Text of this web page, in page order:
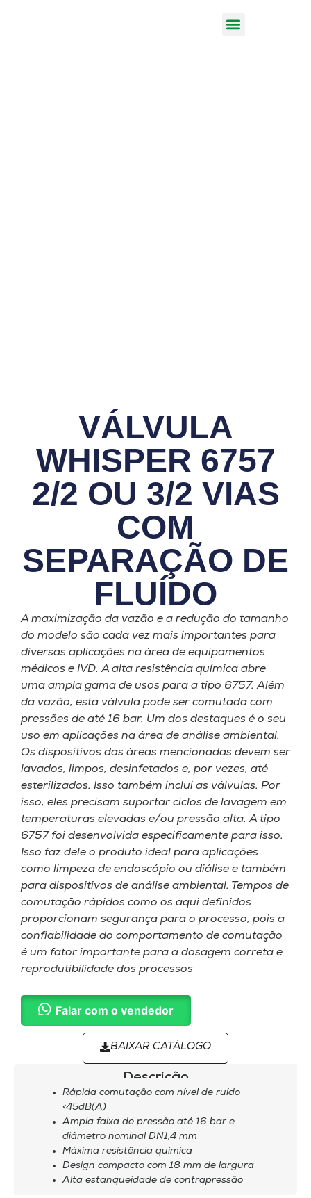
VÁLVULA
WHISPER 6757
2/2 OU 3/2 VIAS
COM
SEPARAÇÃO DE
FLUÍDO
A maximização da vazão e a redução do tamanho
do modelo são cada vez mais importantes para
diversas aplicações na área de equipamentos
médicos e IVD. A alta resistência química abre
uma ampla gama de usos para a tipo 6757. Além
da vazão, esta válvula pode ser comutada com
pressões de até 16 bar. Um dos destaques é o seu
uso em aplicações na área de análise ambiental.
Os dispositivos das áreas mencionadas devem ser
lavados, limpos, desinfetados e, por vezes, até
esterilizados. Isso também inclui as válvulas. Por
isso, eles precisam suportar ciclos de lavagem em
temperaturas elevadas e/ou pressão alta. A tipo
6757 foi desenvolvida especificamente para isso.
Isso faz dele o produto ideal para aplicações
como limpeza de endoscópio ou diálise e também
para dispositivos de análise ambiental. Tempos de
comutação rápidos como os aqui definidos
proporcionam segurança para o processo, pois a
confiabilidade do comportamento de comutação
é um fator importante para a dosagem correta e
reprodutibilidade dos processos
Falar com o vendedor
BAIXAR CATÁLOGO
Descrição
Rápida comutação com nível de ruído
<45dB(A)
Ampla faixa de pressão até 16 bar e
diâmetro nominal DN1,4 mm
Máxima resistência química
Design compacto com 18 mm de largura
Alta estanqueidade de contrapressão